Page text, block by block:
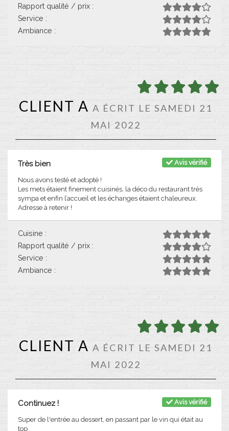
Rapport qualité / prix :
Service :
Ambiance :
CLIENT A A ÉCRIT LE SAMEDI 21
MAI 2022
Avis vérifié
Très bien
Nous avons testé et adopté !
Les mets étaient finement cuisinés, la déco du restaurant très
sympa et enfin l’accueil et les échanges étaient chaleureux.
Adresse à retenir !
Cuisine :
Rapport qualité / prix :
Service :
Ambiance :
CLIENT A A ÉCRIT LE SAMEDI 21
MAI 2022
Avis vérifié
Continuez !
Super de l'entrée au dessert, en passant par le vin qui était au
top